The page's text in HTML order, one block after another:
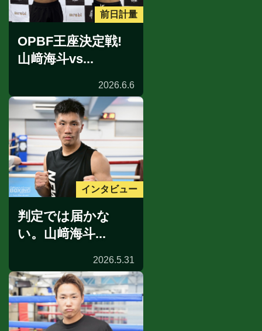
前日計量
OPBF王座決定戦!
山﨑海斗vs...
2026.6.6
インタビュー
判定では届かな
い。山﨑海斗...
2026.5.31